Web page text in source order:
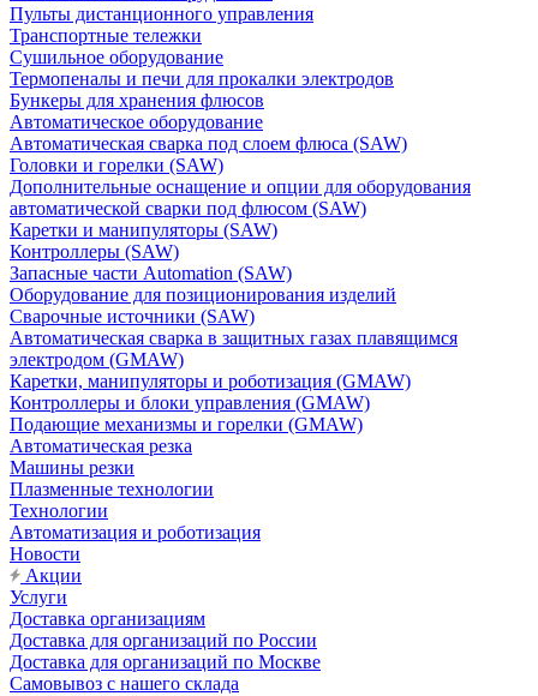
Пульты дистанционного управления
Транспортные тележки
Сушильное оборудование
Термопеналы и печи для прокалки электродов
Бункеры для хранения флюсов
Автоматическое оборудование
Автоматическая сварка под слоем флюса (SAW)
Головки и горелки (SAW)
Дополнительные оснащение и опции для оборудования
автоматической сварки под флюсом (SAW)
Каретки и манипуляторы (SAW)
Контроллеры (SAW)
Запасные части Automation (SAW)
Оборудование для позиционирования изделий
Сварочные источники (SAW)
Автоматическая сварка в защитных газах плавящимся
электродом (GMAW)
Каретки, манипуляторы и роботизация (GMAW)
Контроллеры и блоки управления (GMAW)
Подающие механизмы и горелки (GMAW)
Автоматическая резка
Машины резки
Плазменные технологии
Технологии
Автоматизация и роботизация
Новости
Акции
Услуги
Доставка организациям
Доставка для организаций по России
Доставка для организаций по Москве
Самовывоз с нашего склада